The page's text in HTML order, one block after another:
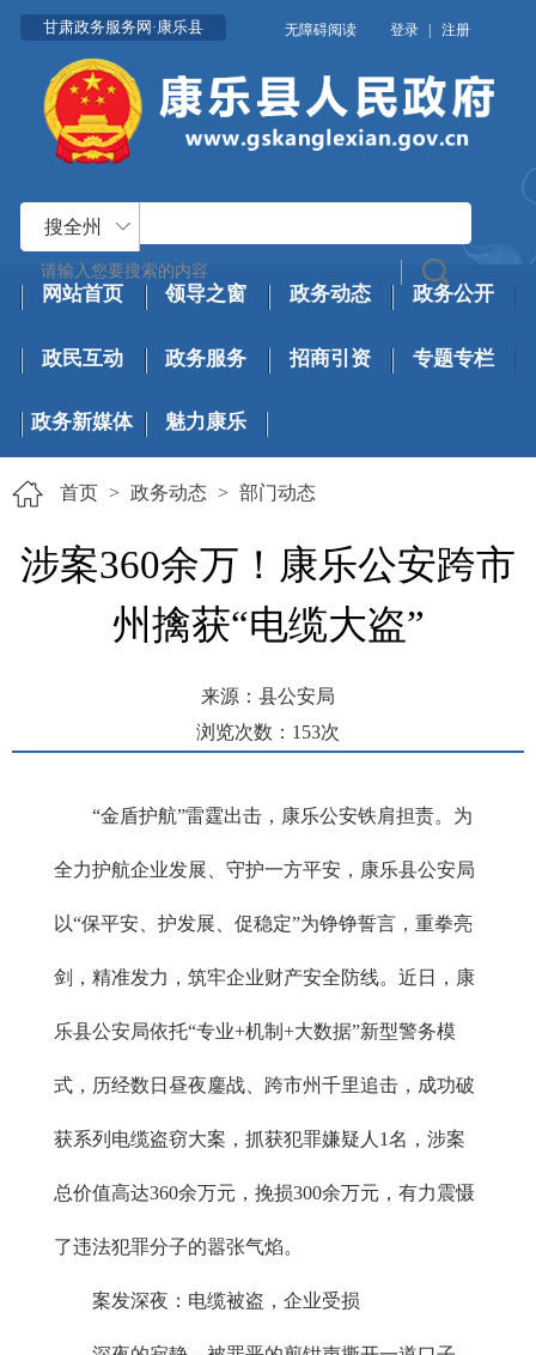
甘肃政务服务网·康乐县 无障碍阅读 登录 | 注册
搜全州
网站首页 领导之窗 政务动态 政务公开
政民互动 政务服务 招商引资 专题专栏
政务新媒体 魅力康乐
首页 > 政务动态 > 部门动态
涉案360余万！康乐公安跨市
州擒获“电缆大盗”
来源：县公安局
浏览次数： 153次
“金盾护航”雷霆出击，康乐公安铁肩担责。为
全力护航企业发展、守护一方平安，康乐县公安局
以“保平安、护发展、促稳定”为铮铮誓言，重拳亮
剑，精准发力，筑牢企业财产安全防线。近日，康
乐县公安局依托“专业+机制+大数据”新型警务模
式，历经数日昼夜鏖战、跨市州千里追击，成功破
获系列电缆盗窃大案，抓获犯罪嫌疑人1名，涉案
总价值高达360余万元，挽损300余万元，有力震慑
了违法犯罪分子的嚣张气焰。
案发深夜：电缆被盗，企业受损